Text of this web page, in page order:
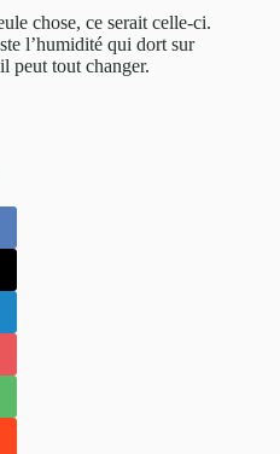
chose, ce serait celle-ci.
l’humidité qui dort sur
peut tout changer.